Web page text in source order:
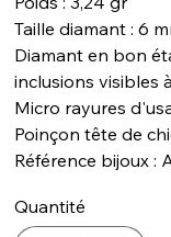
Taille diamant : 6
Diamant en bon
inclusions visibles
Micro rayures
Poinçon tête de
Référence bijoux :
Quantité